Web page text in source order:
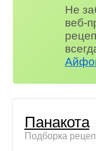
Не
веб-
Панакота
Подборка